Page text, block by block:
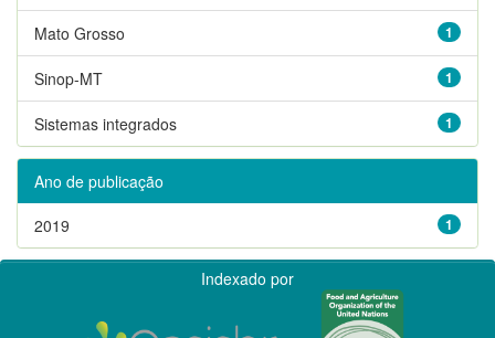
1
Mato Grosso
1
Sinop-MT
1
Sistemas integrados
Ano de publicação
1
2019
Indexado por